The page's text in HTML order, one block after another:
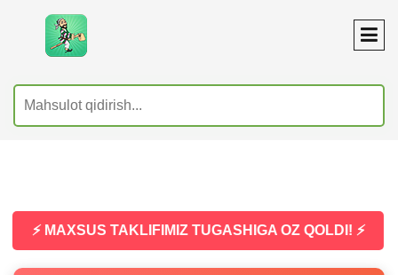
⚡ MAXSUS TAKLIFIMIZ TUGASHIGA OZ QOLDI! ⚡